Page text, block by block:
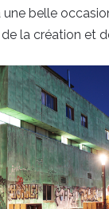
une belle
la création et